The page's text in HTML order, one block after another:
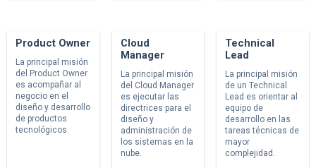
Product Owner
La principal misión
del Product Owner
es acompañar al
negocio en el
diseño y desarrollo
de productos
tecnológicos.
Cloud
Manager
La principal misión
del Cloud Manager
es ejecutar las
directrices para el
diseño y
administración de
los sistemas en la
nube.
Technical
Lead
La principal misión
de un Technical
Lead es orientar al
equipo de
desarrollo en las
tareas técnicas de
mayor
complejidad.